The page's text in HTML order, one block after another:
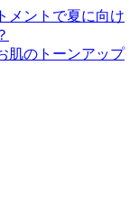
メントで夏に向け
肌のトーンアップ